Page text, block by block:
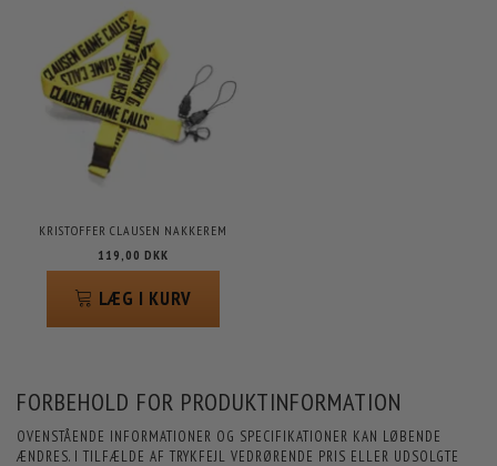
KRISTOFFER CLAUSEN NAKKEREM
119,00 DKK
LÆG I KURV
FORBEHOLD FOR PRODUKTINFORMATION
OVENSTÅENDE INFORMATIONER OG SPECIFIKATIONER KAN LØBENDE
ÆNDRES. I TILFÆLDE AF TRYKFEJL VEDRØRENDE PRIS ELLER UDSOLGTE